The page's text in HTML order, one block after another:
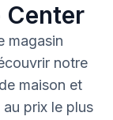
Center
magasin
notre
maison et
prix le plus